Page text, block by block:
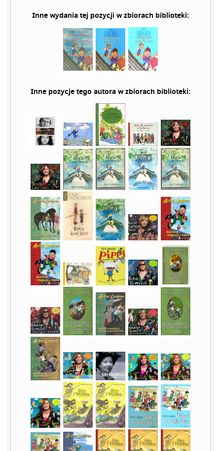
Inne wydania tej pozycji w zbiorach biblioteki:
Inne pozycje tego autora w zbiorach biblioteki: